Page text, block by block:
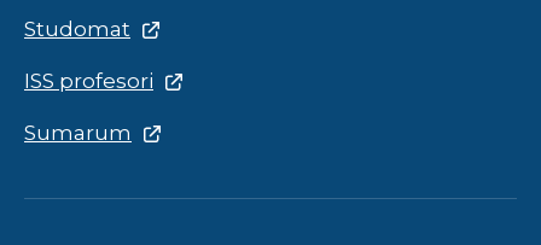
Studomat
ISS profesori
Sumarum